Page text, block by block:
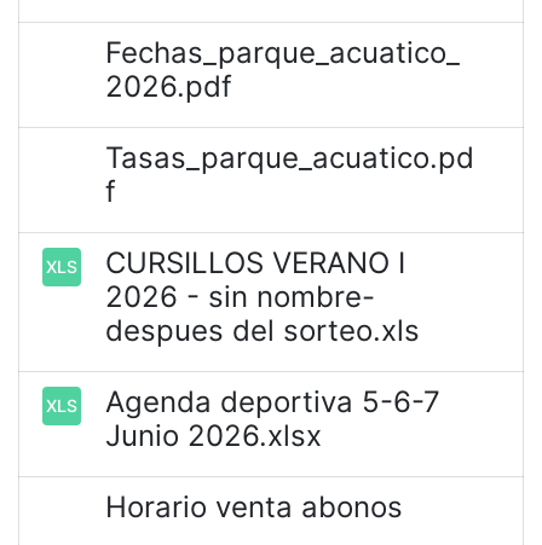
Fechas_parque_acuatico_
2026.pdf
Tasas_parque_acuatico.pd
f
XLS
CURSILLOS VERANO I
2026 - sin nombre-
despues del sorteo.xls
XLS
Agenda deportiva 5-6-7
Junio 2026.xlsx
Horario venta abonos